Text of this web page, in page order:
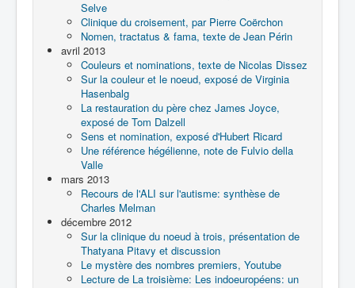
Selve
Clinique du croisement, par Pierre Coërchon
Nomen, tractatus & fama, texte de Jean Périn
avril 2013
Couleurs et nominations, texte de Nicolas Dissez
Sur la couleur et le noeud, exposé de Virginia
Hasenbalg
La restauration du père chez James Joyce,
exposé de Tom Dalzell
Sens et nomination, exposé d'Hubert Ricard
Une référence hégélienne, note de Fulvio della
Valle
mars 2013
Recours de l'ALI sur l'autisme: synthèse de
Charles Melman
décembre 2012
Sur la clinique du noeud à trois, présentation de
Thatyana Pitavy et discussion
Le mystère des nombres premiers, Youtube
Lecture de La troisième: Les indoeuropéens: un